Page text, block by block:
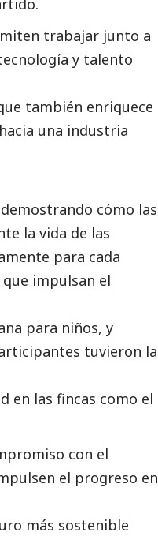
trabajar junto a
y talento
también enriquece
una industria
cómo las
la vida de las
para cada
impulsan el
para niños, y
tuvieron la
en las fincas como el
con el
el progreso en
más sostenible